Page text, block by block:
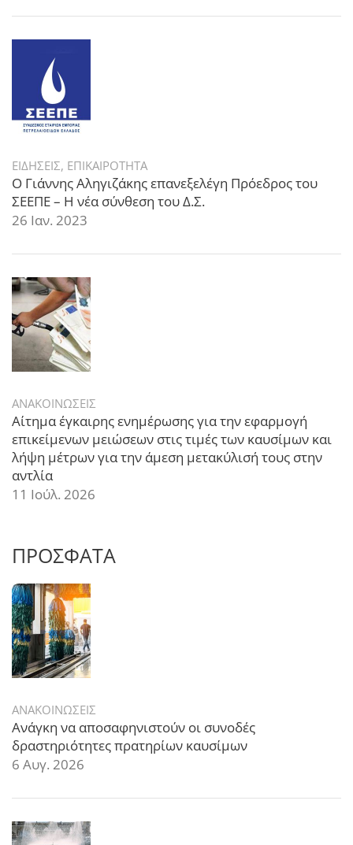
ΕΙΔΗΣΕΙΣ, ΕΠΙΚΑΙΡΟΤΗΤΑ
Ο Γιάννης Αληγιζάκης επανεξελέγη Πρόεδρος του
ΣΕΕΠΕ – Η νέα σύνθεση του Δ.Σ.
26 Ιαν. 2023
ΑΝΑΚΟΙΝΩΣΕΙΣ
Αίτημα έγκαιρης ενημέρωσης για την εφαρμογή
επικείμενων μειώσεων στις τιμές των καυσίμων και
λήψη μέτρων για την άμεση μετακύλισή τους στην
αντλία
11 Ιούλ. 2026
ΠΡΟΣΦΑΤΑ
ΑΝΑΚΟΙΝΩΣΕΙΣ
Ανάγκη να αποσαφηνιστούν οι συνοδές
δραστηριότητες πρατηρίων καυσίμων
6 Αυγ. 2026